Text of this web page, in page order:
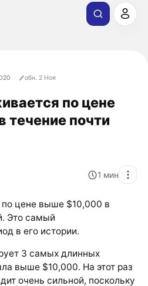
обн. 2 Ноя
по цене
почти
1 мин
по цене выше $10,000 в
Это самый
в его истории.
3 самых длинных
выше $10,000. На этот раз
очень сильной, поскольку